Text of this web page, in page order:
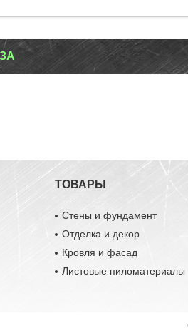
ТОВАРЫ
Стены и фундамент
Отделка и декор
Кровля и фасад
Листовые пиломатериалы